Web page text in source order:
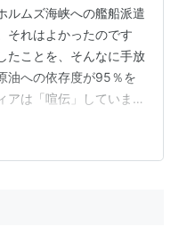
ルムズ海峡への艦船派遣
それはよかったのです
たことを、そんなに手放
油への依存度が95％を
アは「喧伝」しています
たらもっと早くに実現
…